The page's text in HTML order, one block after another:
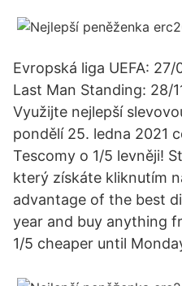
Evropská liga UEFA:
Last Man Standing: 28/
Využijte nejlepší
pondělí 25. ledna 2021
Tescomy o 1/5 levněji!
který získáte kliknutím
advantage of the best
year and buy anything
1/5 cheaper until